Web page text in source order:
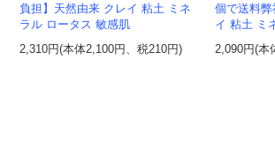
負担】天然由来 クレイ 粘土 ミネ
ラル ロータス 敏感肌
2,310円(本体2,100円、税210円)
個で送料
イ 粘土 ミ
2,090円(本